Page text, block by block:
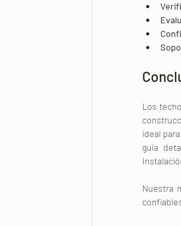
Los
ideal
guía
Nuestra